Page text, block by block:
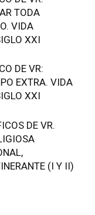
TODA
VIDA
XXI
DE VR:
EXTRA. VIDA
XXI
DE VR.
(I Y II)